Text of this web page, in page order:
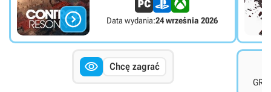
 Data wydania:24 września 2026
 Chcę zagrać